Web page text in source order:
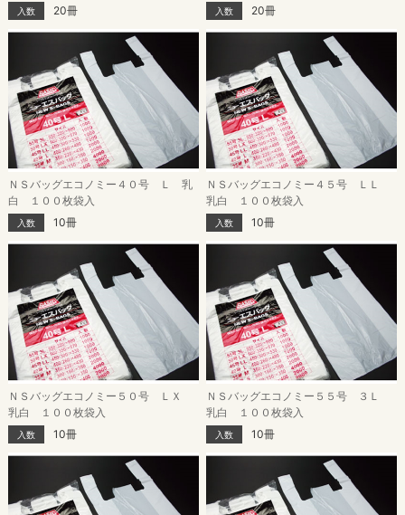
入数 20冊 入数 20冊
ＮＳバッグエコノミー４０号 Ｌ 乳
白 １００枚袋入
入数 10冊
ＮＳバッグエコノミー４５号 ＬＬ
乳白 １００枚袋入
入数 10冊
ＮＳバッグエコノミー５０号 ＬＸ
乳白 １００枚袋入
入数 10冊
ＮＳバッグエコノミー５５号 ３Ｌ
乳白 １００枚袋入
入数 10冊